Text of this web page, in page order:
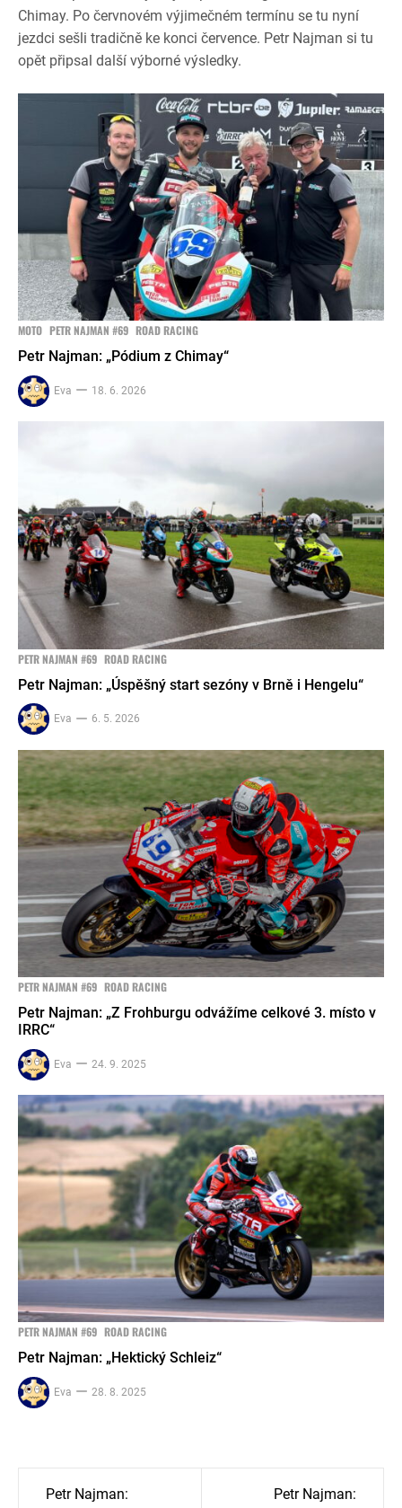
Chimay. Po červnovém výjimečném termínu se tu nyní
jezdci sešli tradičně ke konci července. Petr Najman si tu
opět připsal další výborné výsledky.
MOTO PETR NAJMAN #69 ROAD RACING
Petr Najman: „Pódium z Chimay“
Eva 18. 6. 2026
PETR NAJMAN #69 ROAD RACING
Petr Najman: „Úspěšný start sezóny v Brně i Hengelu“
Eva 6. 5. 2026
PETR NAJMAN #69 ROAD RACING
Petr Najman: „Z Frohburgu odvážíme celkové 3. místo v
IRRC“
Eva 24. 9. 2025
PETR NAJMAN #69 ROAD RACING
Petr Najman: „Hektický Schleiz“
Eva 28. 8. 2025
Navigace
Petr Najman:
Petr Najman: